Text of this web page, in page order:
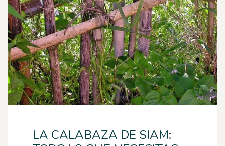
LA CALABAZA DE SIAM: